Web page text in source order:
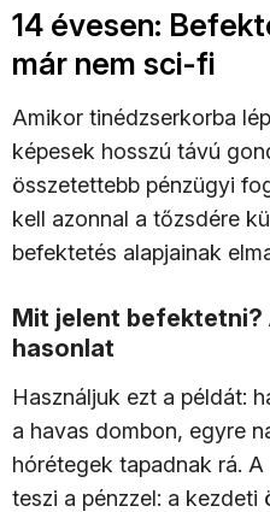
14 évesen:
már nem sci-fi
Amikor tinédzserkorba
képesek hosszú távú
összetettebb pénzügyi
kell azonnal a tőzsdére
befektetés alapjainak
Mit jelent befektetni?
hasonlat
Használjuk ezt a példát:
a havas dombon, egyre
hórétegek tapadnak rá.
teszi a pénzzel: a kezdeti